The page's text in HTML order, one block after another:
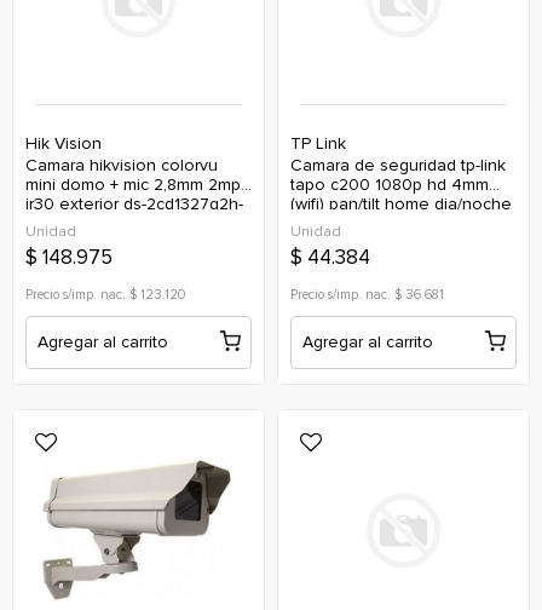
Hik Vision
camara hikvision colorvu
mini domo + mic 2,8mm 2mp
ir30 exterior ds-2cd1327g2h-
liu 1080p (ip)
Unidad
$ 148.975
Precio s/imp. nac. $ 123.120
Agregar al carrito
TP Link
camara de seguridad tp-link
tapo c200 1080p hd 4mm
(wifi) pan/tilt home dia/noche
360ro. (ip)
Unidad
$ 44.384
Precio s/imp. nac. $ 36.681
Agregar al carrito